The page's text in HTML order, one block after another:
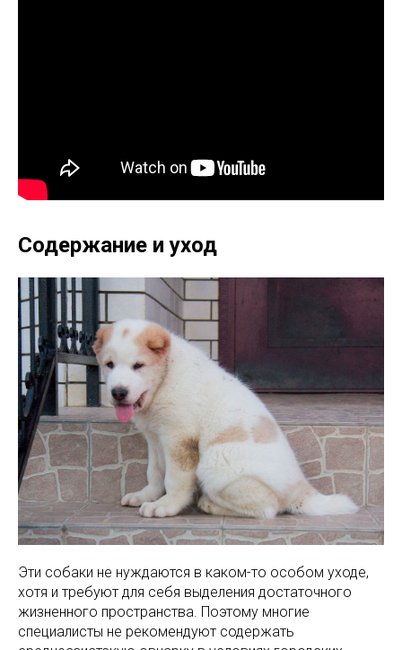
Содержание и уход
Эти собаки не нуждаются в каком-то особом уходе,
хотя и требуют для себя выделения достаточного
жизненного пространства. Поэтому многие
специалисты не рекомендуют содержать